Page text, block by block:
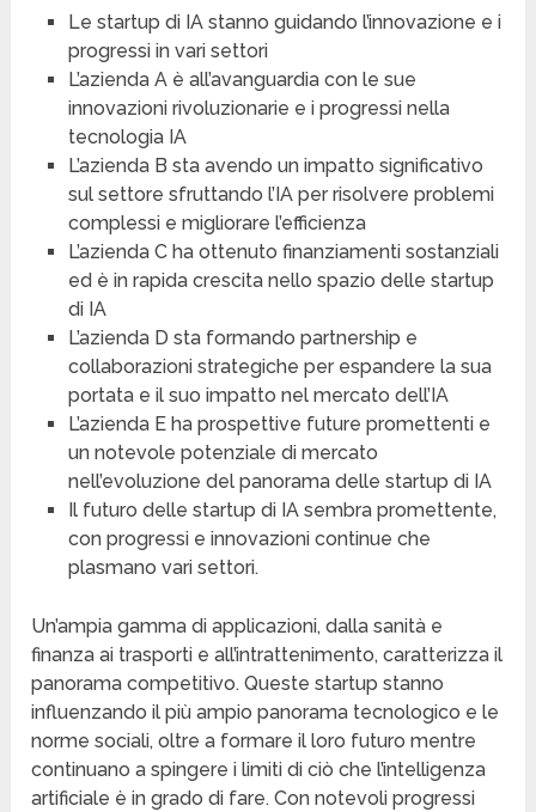
Le startup di IA stanno guidando l’innovazione e i
progressi in vari settori
L’azienda A è all’avanguardia con le sue
innovazioni rivoluzionarie e i progressi nella
tecnologia IA
L’azienda B sta avendo un impatto significativo
sul settore sfruttando l’IA per risolvere problemi
complessi e migliorare l’efficienza
L’azienda C ha ottenuto finanziamenti sostanziali
ed è in rapida crescita nello spazio delle startup
di IA
L’azienda D sta formando partnership e
collaborazioni strategiche per espandere la sua
portata e il suo impatto nel mercato dell’IA
L’azienda E ha prospettive future promettenti e
un notevole potenziale di mercato
nell’evoluzione del panorama delle startup di IA
Il futuro delle startup di IA sembra promettente,
con progressi e innovazioni continue che
plasmano vari settori.
Un’ampia gamma di applicazioni, dalla sanità e
finanza ai trasporti e all’intrattenimento, caratterizza il
panorama competitivo. Queste startup stanno
influenzando il più ampio panorama tecnologico e le
norme sociali, oltre a formare il loro futuro mentre
continuano a spingere i limiti di ciò che l’intelligenza
artificiale è in grado di fare. Con notevoli progressi